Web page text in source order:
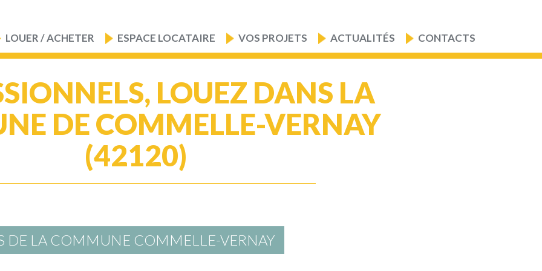
LOUER / ACHETER ESPACE LOCATAIRE VOS PROJETS ACTUALITÉS CONTACTS
LOUEZ DANS LA
DE COMMELLE-VERNAY
(42120)
DE LA COMMUNE COMMELLE-VERNAY